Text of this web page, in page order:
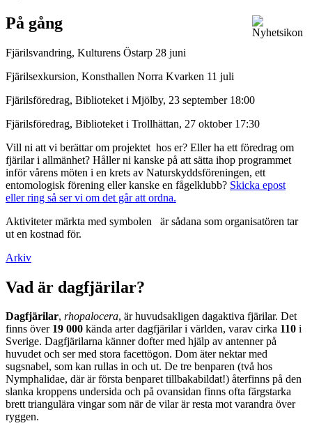
På gång
Fjärilsvandring, Kulturens Östarp 28 juni
Fjärilsexkursion, Konsthallen Norra Kvarken 11 juli
Fjärilsföredrag, Biblioteket i Mjölby, 23 september 18:00
Fjärilsföredrag, Biblioteket i Trollhättan, 27 oktober 17:30
Vill ni att vi berättar om projektet hos er? Eller ha ett föredrag om
fjärilar i allmänhet? Håller ni kanske på att sätta ihop programmet
inför vårens möten i en krets av Naturskyddsföreningen, ett
entomologisk förening eller kanske en fågelklubb? Skicka epost
eller ring så ser vi om det går att ordna.
Aktiviteter märkta med symbolen
är sådana som organisatören tar
ut en kostnad för.
Arkiv
Vad är dagfjärilar?
Dagfjärilar, rhopalocera, är huvudsakligen dagaktiva fjärilar. Det
finns över 19 000 kända arter dagfjärilar i världen, varav cirka 110 i
Sverige. Dagfjärilarna känner dofter med hjälp av antenner på
huvudet och ser med stora facettögon. Dom äter nektar med
sugsnabel, som kan rullas in och ut. De tre benparen (två hos
Nymphalidae, där är första benparet tillbakabildat!) återfinns på den
slanka kroppens undersida och på ovansidan finns ofta färgstarka
brett triangulära vingar som när de vilar är resta mot varandra över
ryggen.